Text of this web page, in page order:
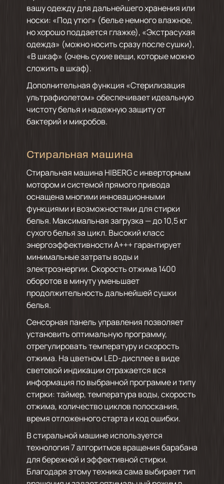
вашу одежду для дальнейшего хранения или
носки: «Под утюг» (белье немного влажное,
но хорошо поддается глажке), «Экстрасухая
одежда» (можно носить сразу после сушки),
«В шкаф» (очень сухие вещи, которые можно
сложить в шкаф).
Дополнительная функция «Стерилизация
ультрафиолетом» обеспечивает идеальную
чистоту белья и надежную защиту от
бактерий и микробов.
Стиральная машина
Стиральная машина HIBERG с инверторным
мотором и системой прямого привода
оснащена многими инновационными
функциями и возможностями для стирки
белья. Максимальная загрузка — до 10,5 кг
сухого белья за цикл. Высокий класс
энергоэффективности А+++ гарантирует
минимальные затраты воды и
электроэнергии. Скорость отжима 1400
оборотов в минуту уменьшает
продолжительность дальнейшей сушки
белья.
Сенсорная панель управления позволяет
установить оптимальную программу,
отрегулировать температуру и скорость
отжима. На цветном LED-дисплее в виде
световой индикации отражается вся
информация по выбранной программе и типу
стирки: таймер, температура воды, скорость
отжима, количество циклов полоскания,
время отложенного старта и код ошибки.
В стиральной машине используется
технология 7 алгоритмов вращения барабана
для бережной и эффективной стирки.
Благодаря этому техника сама выбирает тип